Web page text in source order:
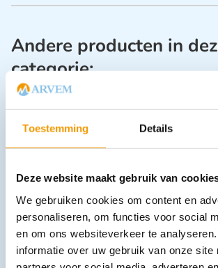
Toestemming Details
Deze website maakt gebruik van
We gebruiken cookies om content en
personaliseren, om functies voor social
en om ons websiteverkeer te
informatie over uw gebruik van onze site
Andere producten in
categorie:
539,55 incl. btw
495 excl. btw